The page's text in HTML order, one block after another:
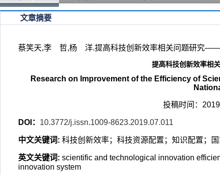
文章摘要
蔡笑天,李 哲,杨 洋.提高科技创新效率相关问题研究——
提高科技创新效率相
Research on Improvement of the Efficiency of
投稿时间：
DOI： 10.3772/j.issn.1009-8623.2019.07.011
中文关键词: 科技创新效率；科技资源配置；知识配置；
英文关键词: scientific and technological innovation
innovation system